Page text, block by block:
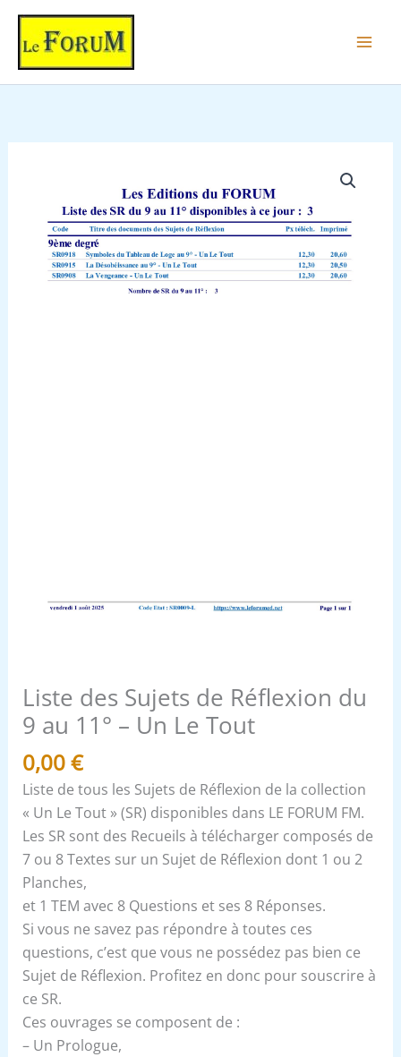
Aller
contenu
Liste des Sujets de Réflexion du
9 au 11° – Un Le Tout
0,00€
Liste de tous les Sujets de Réflexion de la collection
« Un Le Tout » (SR) disponibles dans LE FORUM FM.
Les SR sont des Recueils à télécharger composés de
7 ou 8 Textes sur un Sujet de Réflexion dont 1 ou 2
Planches,
et 1 TEM avec 8 Questions et ses 8 Réponses.
Si vous ne savez pas répondre à toutes ces
questions, c’est que vous ne possédez pas bien ce
Sujet de Réflexion. Profitez en donc pour souscrire à
ce SR.
Ces ouvrages se composent de :
– Un Prologue,
Sujets